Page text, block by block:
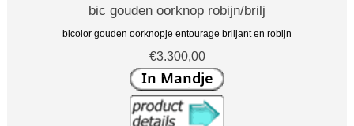
bic gouden oorknop robijn/brilj
bicolor gouden oorknopje entourage briljant en robijn
€3.300,00